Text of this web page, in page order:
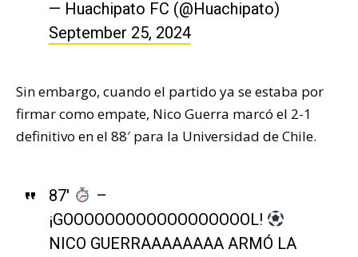
— Huachipato FC (@Huachipato)
September 25, 2024
Sin embargo, cuando el partido ya se estaba por
firmar como empate, Nico Guerra marcó el 2-1
definitivo en el 88′ para la Universidad de Chile.
87′
–
¡GOOOOOOOOOOOOOOOOOOL!
NICO GUERRAAAAAAAA ARMÓ LA